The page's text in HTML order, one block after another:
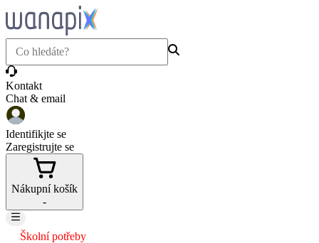
Kontakt
Chat & email
Identifikjte se
Zaregistrujte se
Nákupní košík
-
Školní potřeby